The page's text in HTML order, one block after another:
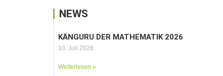
NEWS
KÄNGURU DER MATHEMATIK 2026
10. Juli 2026
Weiterlesen »